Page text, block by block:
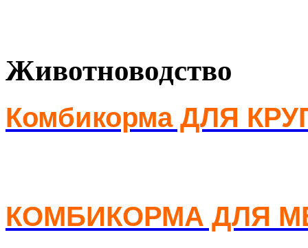
Животноводство
Комбикорма ДЛЯ
КОМБИКОРМА ДЛЯ